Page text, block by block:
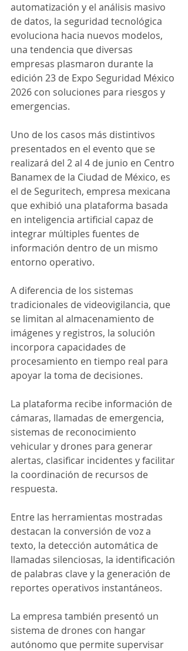
automatización y el análisis masivo
de datos, la seguridad tecnológica
evoluciona hacia nuevos modelos,
una tendencia que diversas
empresas plasmaron durante la
edición 23 de Expo Seguridad México
2026 con soluciones para riesgos y
emergencias.
Uno de los casos más distintivos
presentados en el evento que se
realizará del 2 al 4 de junio en Centro
Banamex de la Ciudad de México, es
el de Seguritech, empresa mexicana
que exhibió una plataforma basada
en inteligencia artificial capaz de
integrar múltiples fuentes de
información dentro de un mismo
entorno operativo.
A diferencia de los sistemas
tradicionales de videovigilancia, que
se limitan al almacenamiento de
imágenes y registros, la solución
incorpora capacidades de
procesamiento en tiempo real para
apoyar la toma de decisiones.
La plataforma recibe información de
cámaras, llamadas de emergencia,
sistemas de reconocimiento
vehicular y drones para generar
alertas, clasificar incidentes y facilitar
la coordinación de recursos de
respuesta.
Entre las herramientas mostradas
destacan la conversión de voz a
texto, la detección automática de
llamadas silenciosas, la identificación
de palabras clave y la generación de
reportes operativos instantáneos.
La empresa también presentó un
sistema de drones con hangar
autónomo que permite supervisar